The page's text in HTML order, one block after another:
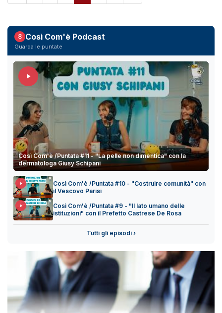
Così Com'è Podcast
Guarda le puntate
Così Com'è /Puntata #11 - "La pelle non dimentica" con la
dermatologa Giusy Schipani
Così Com'è /Puntata #10 - "Costruire comunità" con
il Vescovo Parisi
Così Com'è /Puntata #9 - "Il lato umano delle
istituzioni" con il Prefetto Castrese De Rosa
Tutti gli episodi ›